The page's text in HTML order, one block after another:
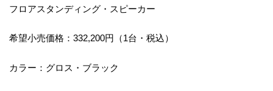
フロアスタンディング・スピーカー
希望小売価格：332,200円（1台・税込）
カラー：グロス・ブラック